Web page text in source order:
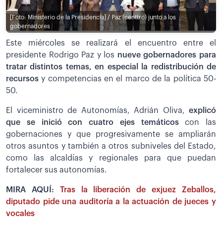
[Foto: Ministerio de la Presidencia] / Paz (centtro) junto a los
gobernadores
Este miércoles se realizará el encuentro entre el
presidente Rodrigo Paz y los nueve gobernadores para
tratar distintos temas, en especial la redistribución de
recursos y competencias en el marco de la política 50-
50.
El viceministro de Autonomías, Adrián Oliva, explicó
que se inició con cuatro ejes temáticoscon las
gobernaciones y que progresivamente se ampliarán
otros asuntos y también a otros subniveles del Estado,
como las alcaldías y regionales para que puedan
fortalecer sus autonomías.
MIRA AQUÍ: Tras la liberación de exjuez Zeballos,
diputado pide una auditoría a la actuación de jueces y
vocales